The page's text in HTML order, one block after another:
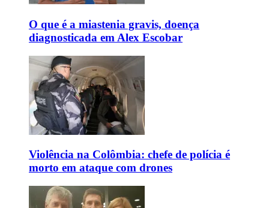
O que é a miastenia gravis, doença
diagnosticada em Alex Escobar
Violência na Colômbia: chefe de polícia é
morto em ataque com drones